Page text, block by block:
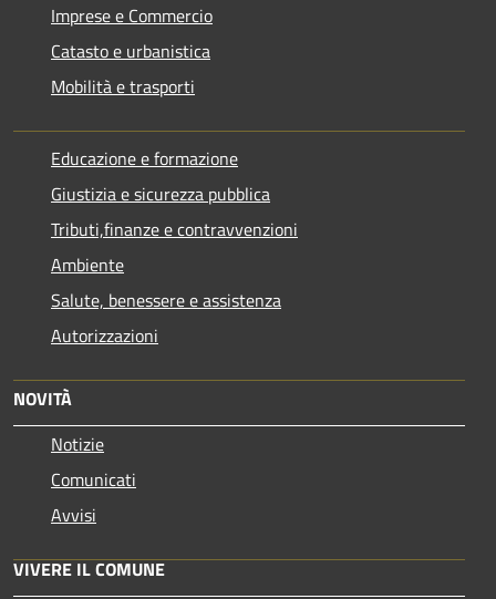
Imprese e Commercio
Catasto e urbanistica
Mobilità e trasporti
Educazione e formazione
Giustizia e sicurezza pubblica
Tributi,finanze e contravvenzioni
Ambiente
Salute, benessere e assistenza
Autorizzazioni
NOVITÀ
Notizie
Comunicati
Avvisi
VIVERE IL COMUNE